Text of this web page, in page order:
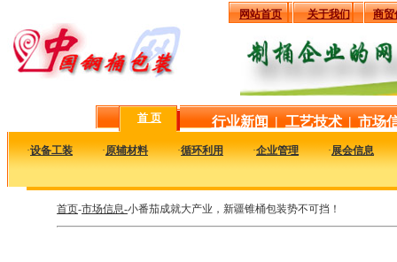
网站首页 关于我们 商贸
首 页 行业新闻 | 工艺技术 | 市场
·设备工装 ·原辅材料 ·循环利用 ·企业管理 ·展会信息
首页-市场信息-小番茄成就大产业，新疆锥桶包装势不可挡！